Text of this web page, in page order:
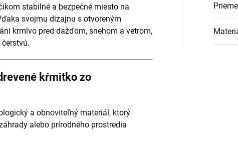
stabilné a bezpečné miesto na
svojmu dizajnu s otvoreným
krmivo pred dažďom, snehom a vetrom,
kŕmitko zo
a obnoviteľný materiál, ktorý
alebo prírodného prostredia